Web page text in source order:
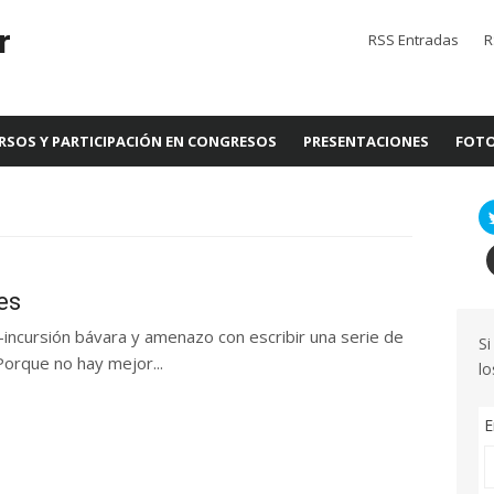
RSS Entradas
Y PARTICIPACIÓN EN CONGRESOS PRESENTACIONES
bávara y amenazo con escribir una serie de
no hay mejor...